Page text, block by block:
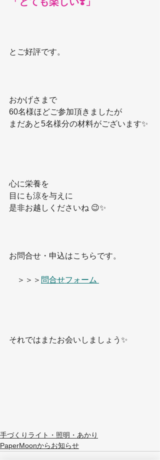
とご好評です。
おかげさまで
60名様ほどご参加頂きましたが
まだあと5名様分の材料がございます✨
心に栄養を
目にも涼を与えに
是非お越しくださいね 😉✨
お問合せ・申込はこちらです。
＞＞＞ 問合せフォーム
それではまたお会いしましょう✨
手づくりライト・照明・あかり
PaperMoonからお知らせ